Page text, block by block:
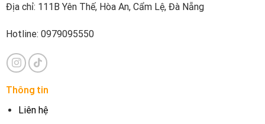
Địa chỉ: 111B Yên Thế, Hòa An, Cẩm Lệ, Đà Nẵng
Hotline: 0979095550
Thông tin
Liên hệ